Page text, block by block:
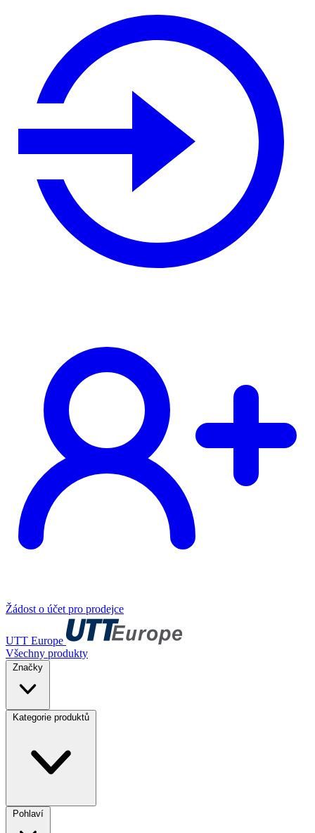
Žádost o účet pro prodejce
UTT Europe
Všechny produkty
Značky
Kategorie produktů
Pohlaví